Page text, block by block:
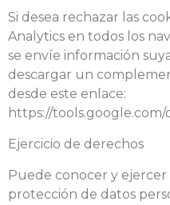
Si desea rechazar las
Analytics en todos los
se envíe información
descargar un
desde este enlace:
https://
Ejercicio de derechos
Puede conocer y
protección de datos